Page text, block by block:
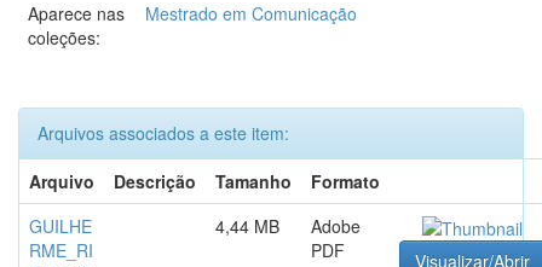
Aparece nas
coleções:
Mestrado em Comunicação
Arquivos associados a este item:
Arquivo
Descrição Tamanho
Formato
GUILHE
RME_RI
4,44 MB
Adobe
PDF
Visualizar/Abrir